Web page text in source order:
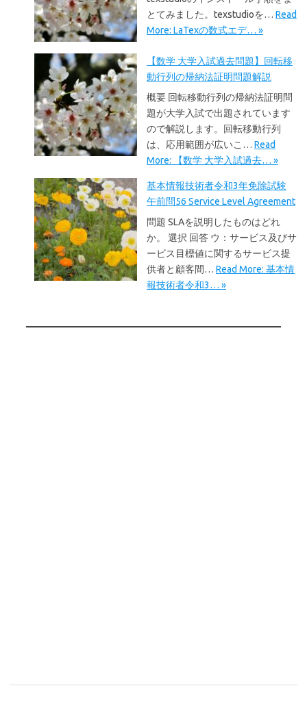
とてみました。texstudioを… Read
More: LaTexの数式エデ… »
【数学 大学入試過去問題】回転移
動行列の帰納法証明問題解説
概要 回転移動行列の帰納法証明問
題が大学入試で出題されています
ので解説します。回転移動行列
は、応用範囲が広いこ… Read
More: 【数学 大学入試過去… »
基本情報技術者令和3年免除試験
午前問56 Service Level Agreement
問題 SLAを説明したものはどれ
か。 選択 回答 ウ：サービス及びサ
ービス目標値に関するサービス提
供者と顧客間… Read More: 基本情
報技術者令和3… »